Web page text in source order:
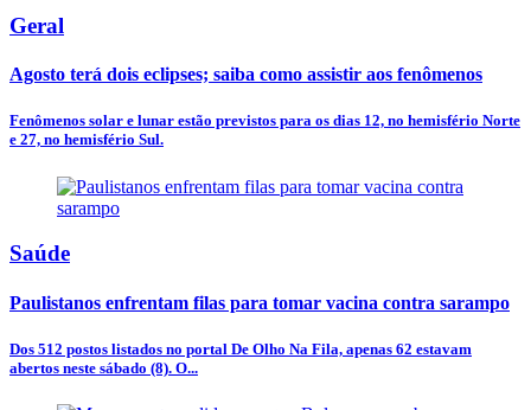
Geral
Agosto terá dois eclipses; saiba como assistir aos fenômenos
Fenômenos solar e lunar estão previstos para os dias 12, no hemisfério Norte
e 27, no hemisfério Sul.
Saúde
Paulistanos enfrentam filas para tomar vacina contra sarampo
Dos 512 postos listados no portal De Olho Na Fila, apenas 62 estavam
abertos neste sábado (8). O...